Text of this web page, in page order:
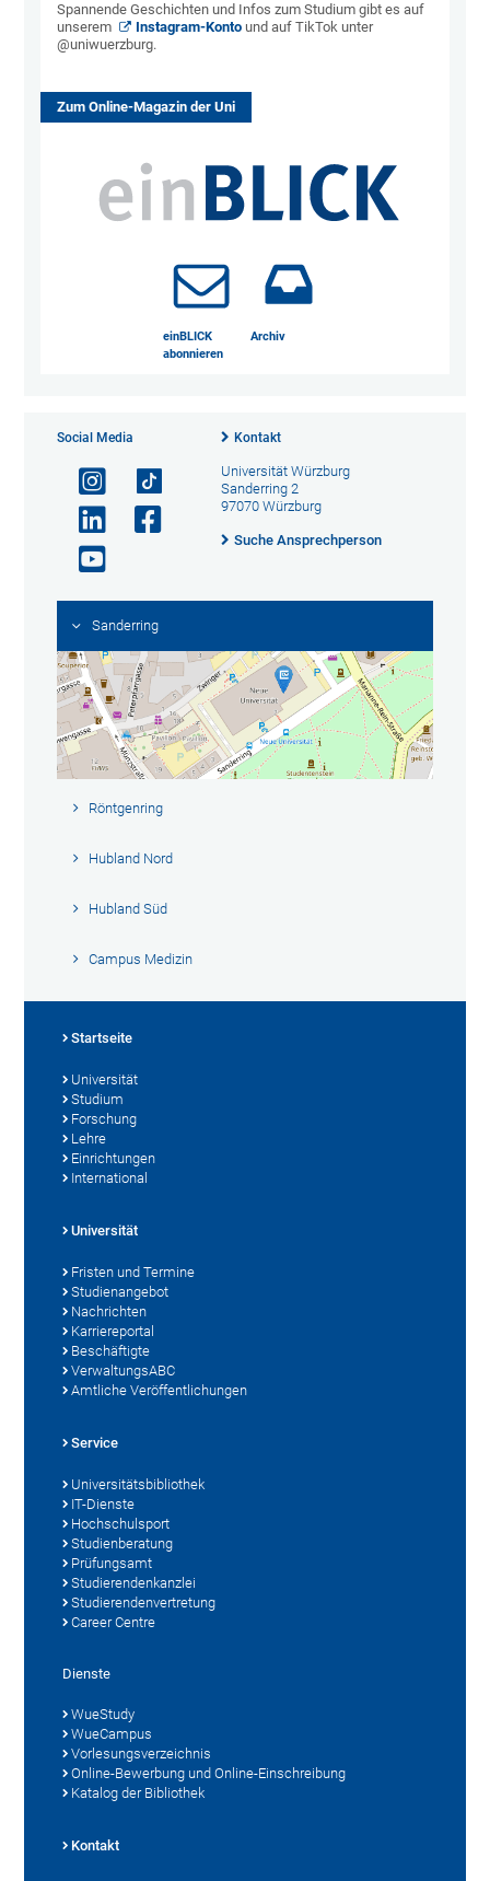
Spannende Geschichten und Infos zum Studium gibt es auf
unserem
Instagram-Konto und auf TikTok unter
@uniwuerzburg.
Zum Online-Magazin der Uni
einBLICK
abonnieren
Archiv
Social Media Kontakt
Universität Würzburg
Sanderring 2
97070 Würzburg
Suche Ansprechperson
Sanderring
Röntgenring
Hubland Nord
Hubland Süd
Campus Medizin
Startseite
Universität
Studium
Forschung
Lehre
Einrichtungen
International
Universität
Fristen und Termine
Studienangebot
Nachrichten
Karriereportal
Beschäftigte
VerwaltungsABC
Amtliche Veröffentlichungen
Service
Universitätsbibliothek
IT-Dienste
Hochschulsport
Studienberatung
Prüfungsamt
Studierendenkanzlei
Studierendenvertretung
Career Centre
Dienste
WueStudy
WueCampus
Vorlesungsverzeichnis
Online-Bewerbung und Online-Einschreibung
Katalog der Bibliothek
Kontakt